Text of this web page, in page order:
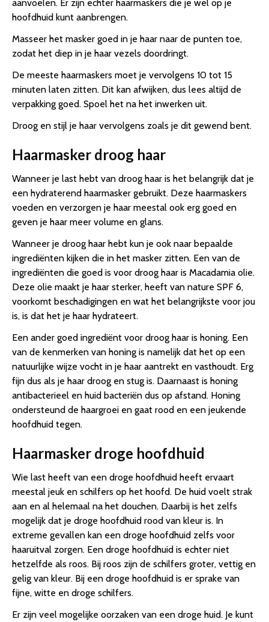
aanvoelen. Er zijn echter haarmaskers die je wel op je
hoofdhuid kunt aanbrengen.
Masseer het masker goed in je haar naar de punten toe,
zodat het diep in je haar vezels doordringt.
De meeste haarmaskers moet je vervolgens 10 tot 15
minuten laten zitten. Dit kan afwijken, dus lees altijd de
verpakking goed. Spoel het na het inwerken uit.
Droog en stijl je haar vervolgens zoals je dit gewend bent.
Haarmasker droog haar
Wanneer je last hebt van droog haar is het belangrijk dat je
een hydraterend haarmasker gebruikt. Deze haarmaskers
voeden en verzorgen je haar meestal ook erg goed en
geven je haar meer volume en glans.
Wanneer je droog haar hebt kun je ook naar bepaalde
ingrediënten kijken die in het masker zitten. Een van de
ingrediënten die goed is voor droog haar is Macadamia olie.
Deze olie maakt je haar sterker, heeft van nature SPF 6,
voorkomt beschadigingen en wat het belangrijkste voor jou
is, is dat het je haar hydrateert.
Een ander goed ingrediënt voor droog haar is honing. Een
van de kenmerken van honing is namelijk dat het op een
natuurlijke wijze vocht in je haar aantrekt en vasthoudt. Erg
fijn dus als je haar droog en stug is. Daarnaast is honing
antibacterieel en huid bacteriën dus op afstand. Honing
ondersteund de haargroei en gaat rood en een jeukende
hoofdhuid tegen.
Haarmasker droge hoofdhuid
Wie last heeft van een droge hoofdhuid heeft ervaart
meestal jeuk en schilfers op het hoofd. De huid voelt strak
aan en al helemaal na het douchen. Daarbij is het zelfs
mogelijk dat je droge hoofdhuid rood van kleur is. In
extreme gevallen kan een droge hoofdhuid zelfs voor
haaruitval zorgen. Een droge hoofdhuid is echter niet
hetzelfde als roos. Bij roos zijn de schilfers groter, vettig en
gelig van kleur. Bij een droge hoofdhuid is er sprake van
fijne, witte en droge schilfers.
Er zijn veel mogelijke oorzaken van een droge huid. Je kunt